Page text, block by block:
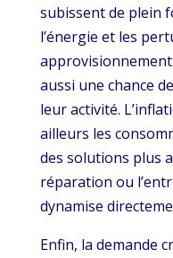
subissent de plein
l’énergie et les
aussi une chance de
leur activité.
ailleurs les
des solutions plus
réparation ou
dynamise
Enfin, la demande